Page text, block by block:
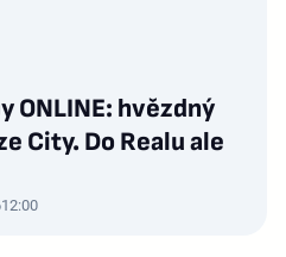
ONLINE: hvězdný
City. Do Realu ale
12:00